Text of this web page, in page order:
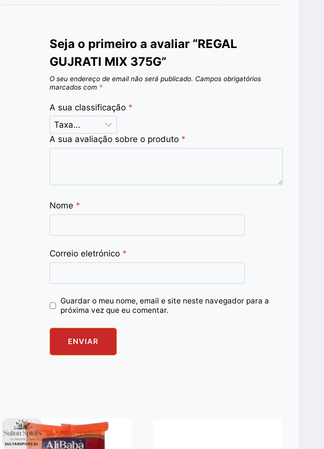
Seja o primeiro a avaliar “REGAL
GUJRATI MIX 375G”
O seu endereço de email não será publicado. Campos obrigatórios
marcados com *
A sua classificação *
A sua avaliação sobre o produto *
Nome *
Correio eletrónico *
Guardar o meu nome, email e site neste navegador para a
próxima vez que eu comentar.